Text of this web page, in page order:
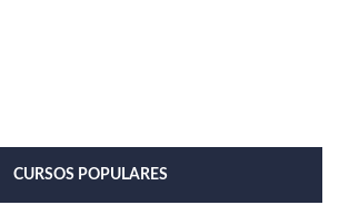
CURSOS POPULARES